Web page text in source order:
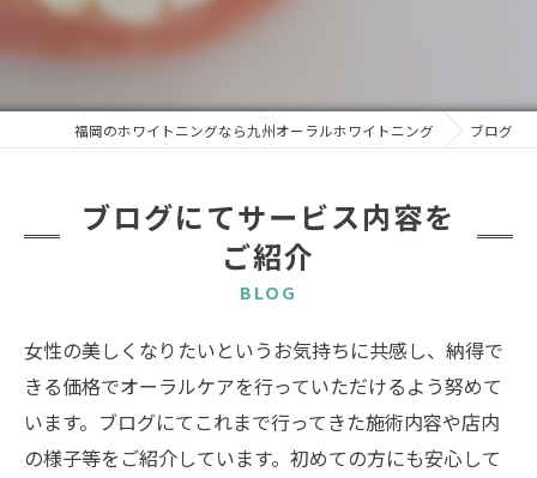
福岡のホワイトニングなら九州オーラルホワイトニング ブログ
ブログにてサービス内容を
ご紹介
BLOG
女性の美しくなりたいというお気持ちに共感し、納得で
きる価格でオーラルケアを行っていただけるよう努めて
います。ブログにてこれまで行ってきた施術内容や店内
の様子等をご紹介しています。初めての方にも安心して